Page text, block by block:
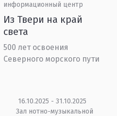
информационный центр
Из Твери на край
света
500 лет освоения
Северного морского пути
16.10.2025 - 31.10.2025
Зал нотно-музыкальной